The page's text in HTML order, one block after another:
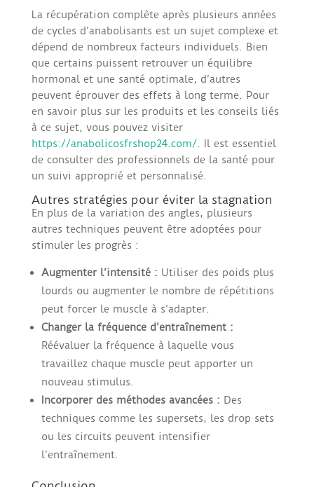
La récupération complète après plusieurs années
de cycles d’anabolisants est un sujet complexe et
dépend de nombreux facteurs individuels. Bien
que certains puissent retrouver un équilibre
hormonal et une santé optimale, d’autres
peuvent éprouver des effets à long terme. Pour
en savoir plus sur les produits et les conseils liés
à ce sujet, vous pouvez visiter
https://anabolicosfrshop24.com/. Il est essentiel
de consulter des professionnels de la santé pour
un suivi approprié et personnalisé.
Autres stratégies pour éviter la stagnation
En plus de la variation des angles, plusieurs
autres techniques peuvent être adoptées pour
stimuler les progrès :
Augmenter l’intensité : Utiliser des poids plus
lourds ou augmenter le nombre de répétitions
peut forcer le muscle à s’adapter.
Changer la fréquence d’entraînement :
Réévaluer la fréquence à laquelle vous
travaillez chaque muscle peut apporter un
nouveau stimulus.
Incorporer des méthodes avancées : Des
techniques comme les supersets, les drop sets
ou les circuits peuvent intensifier
l’entraînement.